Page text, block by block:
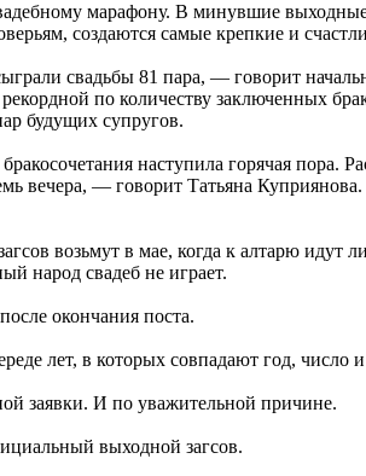
марафону. В минувшие
создаются самые крепкие и
свадьбы 81 пара, — говорит
по количеству заключенных
будущих супругов.
наступила горячая пора.
вечера, — говорит Татьяна
возьмут в мае, когда к алтарю
народ свадеб не играет.
окончания поста.
лет, в которых совпадают год, число
заявки. И по уважительной причине.
выходной загсов.